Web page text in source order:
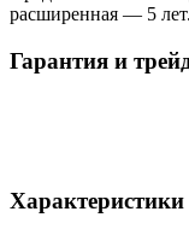
расширенная — 5 лет.
Гарантия и
Характеристики